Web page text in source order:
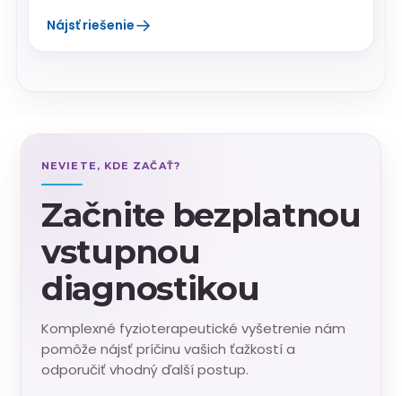
Nájsť riešenie→
NEVIETE, KDE ZAČAŤ?
Začnite bezplatnou
vstupnou
diagnostikou
Komplexné fyzioterapeutické vyšetrenie nám
pomôže nájsť príčinu vašich ťažkostí a
odporučiť vhodný ďalší postup.